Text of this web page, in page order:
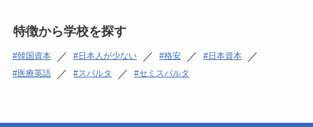
特徴から学校を探す
韓国資本 ／ 日本人が少ない ／ 格安 ／ 日本資本 ／
医療英語 ／ スパルタ ／ セミスパルタ